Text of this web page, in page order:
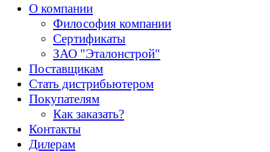
О компании
Философия компании
Сертификаты
ЗАО "Эталонстрой"
Поставщикам
Стать дистрибьютером
Покупателям
Как заказать?
Контакты
Дилерам